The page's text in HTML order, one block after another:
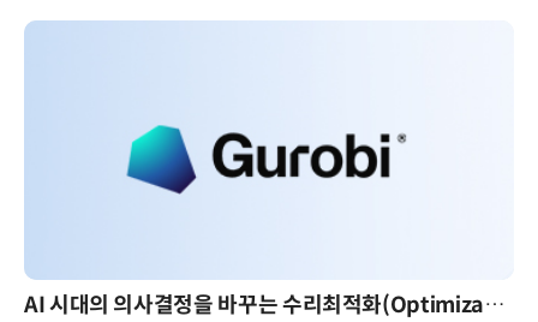
AI 시대의 의사결정을 바꾸는 수리최적화(Optimization): 실제 산업 적용 사례와 활용 전략